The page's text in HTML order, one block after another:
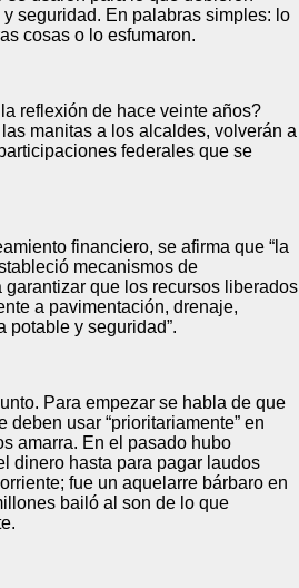
seguridad. En palabras simples: lo
cosas o lo esfumaron.
reflexión de hace veinte años?
manitas a los alcaldes, volverán a
federales que se
financiero, se afirma que “la
mecanismos de
que los recursos liberados
a pavimentación, drenaje,
potable y seguridad”.
Para empezar se habla de que
deben usar “prioritariamente” en
amarra. En el pasado hubo
dinero hasta para pagar laudos
fue un aquelarre bárbaro en
bailó al son de lo que